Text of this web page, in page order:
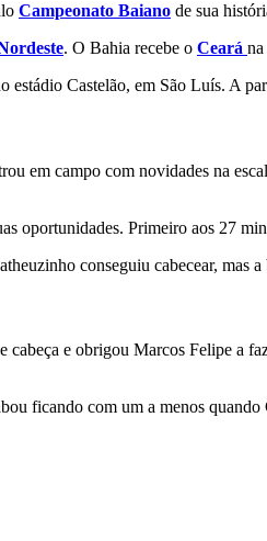
Campeonato Baiano de sua
. O Bahia recebe o Ceará
Castelão, em São Luís. A
em campo com novidades na
oportunidades. Primeiro aos 27
conseguiu cabecear, mas
cabeça e obrigou Marcos Felipe
ficando com um a menos